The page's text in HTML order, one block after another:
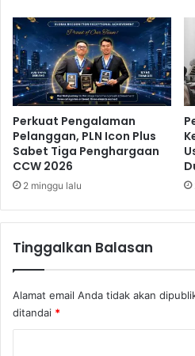
b
a
l
y
g
e
-
B
a
s
t
o
g
n
e
L
e
g
Perkuat Pengalaman
Pelanggan, PLN Icon Plus
Sabet Tiga Penghargaan
CCW 2026
2 minggu lalu
Tinggalkan Balasan
Alamat email Anda tidak akan
ditandai *